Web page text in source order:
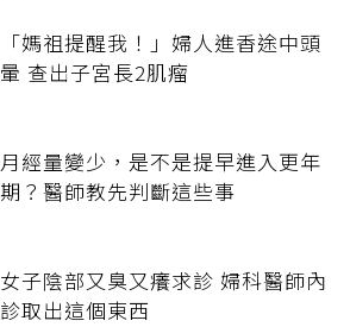
「媽祖提醒我！」婦人進香途中頭
暈 查出子宮長2肌瘤
月經量變少，是不是提早進入更年
期？醫師教先判斷這些事
女子陰部又臭又癢求診 婦科醫師內
診取出這個東西